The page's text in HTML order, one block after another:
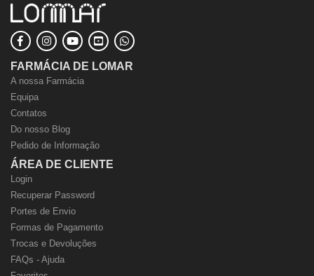
FARMÁCIA DE LOMAR
A nossa Farmácia
Equipa
Contatos
Do nosso Blog
Pedido de Informação
ÁREA DE CLIENTE
Login
Recuperar Password
Portes de Envio
Formas de Pagamento
Trocas e Devoluções
FAQs - Ajuda